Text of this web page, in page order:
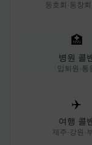
동호회·동창회
🏥
병원 콜
입퇴원·통
✈️
여행 콜
제주·강원·